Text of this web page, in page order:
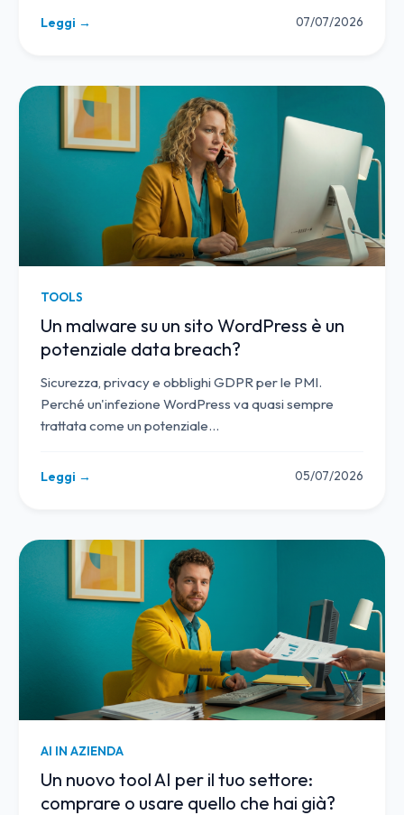
Leggi → 07/07/2026
TOOLS
Un malware su un sito WordPress è un
potenziale data breach?
Sicurezza, privacy e obblighi GDPR per le PMI.
Perché un'infezione WordPress va quasi sempre
trattata come un potenziale…
Leggi → 05/07/2026
AI IN AZIENDA
Un nuovo tool AI per il tuo settore:
comprare o usare quello che hai già?